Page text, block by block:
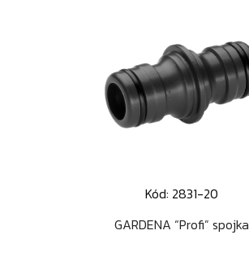
Kód: 2831-20
GARDENA “Profi” spojka